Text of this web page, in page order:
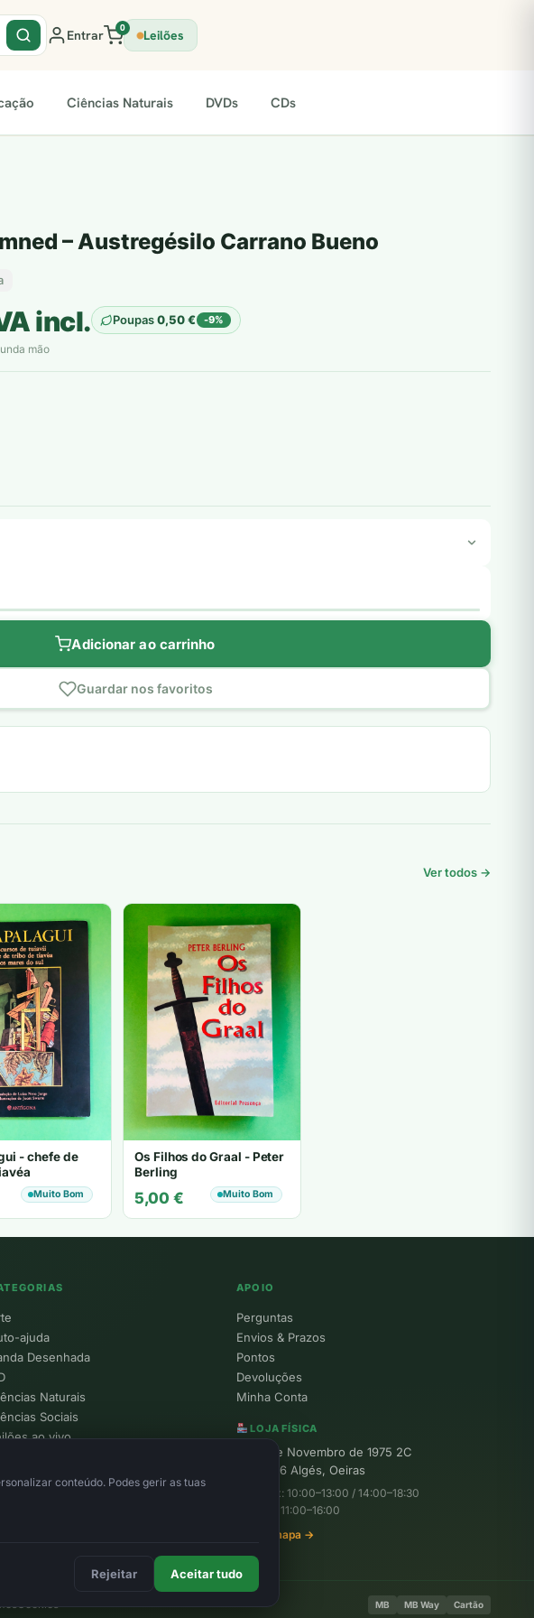
Entrar 0 Leilões
Ciências Naturais DVDs CDs
– Austregésilo Carrano Bueno
incl. Poupas0,50€ -9%
mão
Adicionar ao carrinho
Guardar nos favoritos
Ver todos →
- chefe de
Muito Bom
Os Filhos do Graal - Peter
Berling
5,00 € Muito Bom
ajuda
Desenhada
Naturais
Sociais
ao vivo
APOIO
Perguntas
Envios & Prazos
Pontos
Devoluções
Minha Conta
LOJA FÍSICA
R. 25 de Novembro de 1975 2C
1495-156 Algés, Oeiras
Seg–Sex: 10:00–13:00 / 14:00–18:30
Sábado: 11:00–16:00
Ver no mapa →
Cookies MB MB Way Cartão
conteúdo. Podes gerir as tuas
Rejeitar Aceitar tudo